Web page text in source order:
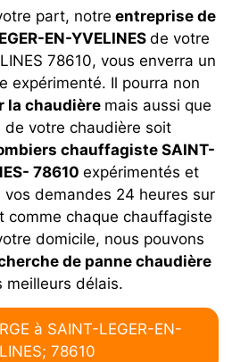
part, notre entreprise de
EN-YVELINES de votre
78610, vous enverra un
expérimenté. Il pourra non
la chaudière mais aussi que
de votre chaudière soit
chauffagiste SAINT-
78610 expérimentés et
demandes 24 heures sur
comme chaque chauffagiste
domicile, nous pouvons
de panne chaudière
meilleurs délais.
à SAINT-LEGER-EN-
78610